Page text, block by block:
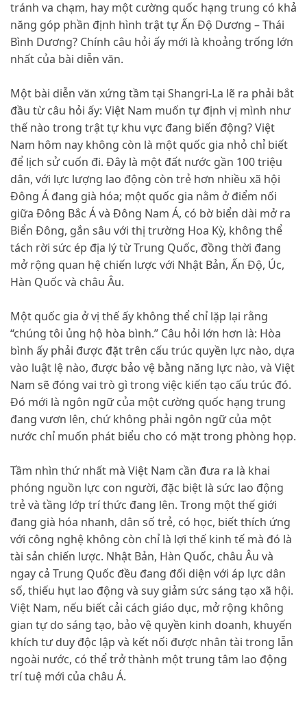
tránh va chạm, hay một cường quốc hạng trung có khả
năng góp phần định hình trật tự Ấn Độ Dương – Thái
Bình Dương? Chính câu hỏi ấy mới là khoảng trống lớn
nhất của bài diễn văn.
Một bài diễn văn xứng tầm tại Shangri-La lẽ ra phải bắt
đầu từ câu hỏi ấy: Việt Nam muốn tự định vị mình như
thế nào trong trật tự khu vực đang biến động? Việt
Nam hôm nay không còn là một quốc gia nhỏ chỉ biết
để lịch sử cuốn đi. Đây là một đất nước gần 100 triệu
dân, với lực lượng lao động còn trẻ hơn nhiều xã hội
Đông Á đang già hóa; một quốc gia nằm ở điểm nối
giữa Đông Bắc Á và Đông Nam Á, có bờ biển dài mở ra
Biển Đông, gắn sâu với thị trường Hoa Kỳ, không thể
tách rời sức ép địa lý từ Trung Quốc, đồng thời đang
mở rộng quan hệ chiến lược với Nhật Bản, Ấn Độ, Úc,
Hàn Quốc và châu Âu.
Một quốc gia ở vị thế ấy không thể chỉ lặp lại rằng
“chúng tôi ủng hộ hòa bình.” Câu hỏi lớn hơn là: Hòa
bình ấy phải được đặt trên cấu trúc quyền lực nào, dựa
vào luật lệ nào, được bảo vệ bằng năng lực nào, và Việt
Nam sẽ đóng vai trò gì trong việc kiến tạo cấu trúc đó.
Đó mới là ngôn ngữ của một cường quốc hạng trung
đang vươn lên, chứ không phải ngôn ngữ của một
nước chỉ muốn phát biểu cho có mặt trong phòng họp.
Tầm nhìn thứ nhất mà Việt Nam cần đưa ra là khai
phóng nguồn lực con người, đặc biệt là sức lao động
trẻ và tầng lớp trí thức đang lên. Trong một thế giới
đang già hóa nhanh, dân số trẻ, có học, biết thích ứng
với công nghệ không còn chỉ là lợi thế kinh tế mà đó là
tài sản chiến lược. Nhật Bản, Hàn Quốc, châu Âu và
ngay cả Trung Quốc đều đang đối diện với áp lực dân
số, thiếu hụt lao động và suy giảm sức sáng tạo xã hội.
Việt Nam, nếu biết cải cách giáo dục, mở rộng không
gian tự do sáng tạo, bảo vệ quyền kinh doanh, khuyến
khích tư duy độc lập và kết nối được nhân tài trong lẫn
ngoài nước, có thể trở thành một trung tâm lao động
trí tuệ mới của châu Á.